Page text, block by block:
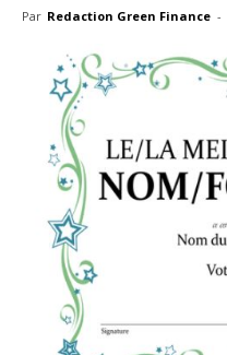
Par Redaction Green Finance -